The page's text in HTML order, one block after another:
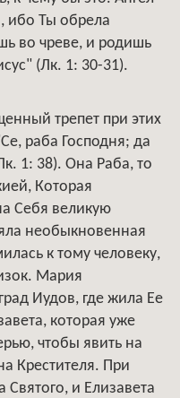
ибо Ты обрела
во чреве, и родишь
(Лк. 1: 30-31).
трепет при этих
раба Господня; да
1: 38). Она Раба, то
Которая
Себя великую
необыкновенная
к тому человеку,
Мария
Иудов, где жила Ее
которая уже
чтобы явить на
Крестителя. При
Святого, и Елизавета